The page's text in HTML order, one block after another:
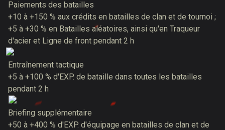
Paiements des batailles
+10 à +150 % aux crédits en batailles de clan et de tournoi ;
+5 à +30 % en Batailles aléatoires, ainsi qu'en Traqueur
d'acier et Ligne de front pendant 2 h
Entraînement tactique
+5 à +100 % d'EXP. de bataille dans toutes les batailles
pendant 2 h
Briefing supplémentaire
+50 à +400 % d'EXP. d'équipage en batailles de clan et de